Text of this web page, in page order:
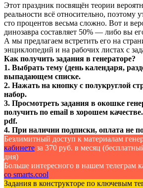
Этот праздник посвящён теории
реальности всё относительно, поэтому
сто процентов весьма сложно. Вот и
динозавра составляет 50% — либо вы
А мы предлагаем встретить его на
энциклопедий и на рабочих листах с
Как получить задания в генераторе?
1. Выбрать тему (день календаря,
выпадающем списке.
2. Нажать на кнопку с полукруглой
набор.
3. Просмотреть задания в окошке
получить по email в хорошем
pdf.
4. При наличии подписки, оплата не
Безлимитный доступ к материалам
кабинете за 370 руб. в месяц
дня)
Больше интересного в нашем телеграм
со smarts.cool
Задания в конструкторе по ключевым